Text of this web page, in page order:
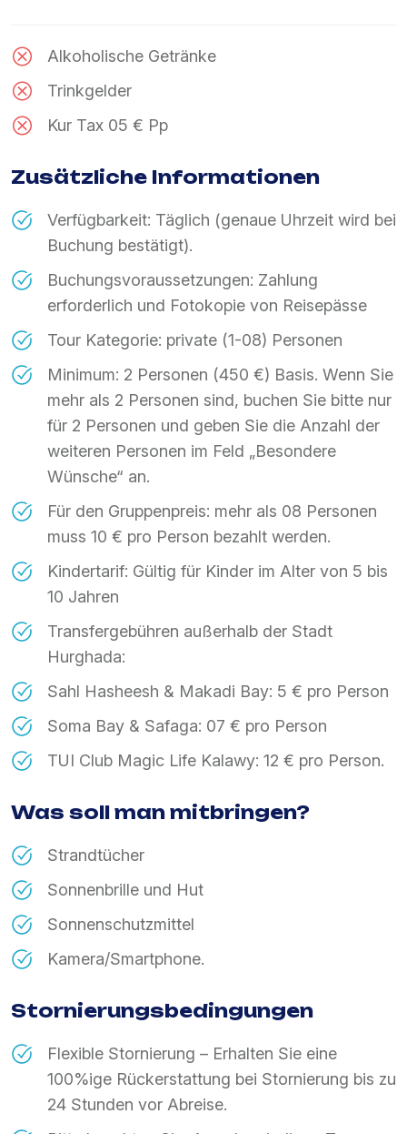
Alkoholische Getränke
Trinkgelder
Kur Tax 05 € Pp
Zusätzliche Informationen
Verfügbarkeit: Täglich (genaue Uhrzeit wird bei
Buchung bestätigt).
Buchungsvoraussetzungen: Zahlung
erforderlich und Fotokopie von Reisepässe
Tour Kategorie: private (1-08) Personen
Minimum: 2 Personen (450 €) Basis. Wenn Sie
mehr als 2 Personen sind, buchen Sie bitte nur
für 2 Personen und geben Sie die Anzahl der
weiteren Personen im Feld „Besondere
Wünsche“ an.
Für den Gruppenpreis: mehr als 08 Personen
muss 10 € pro Person bezahlt werden.
Kindertarif: Gültig für Kinder im Alter von 5 bis
10 Jahren
Transfergebühren außerhalb der Stadt
Hurghada:
Sahl Hasheesh & Makadi Bay: 5 € pro Person
Soma Bay & Safaga: 07 € pro Person
TUI Club Magic Life Kalawy: 12 € pro Person.
Was soll man mitbringen?
Strandtücher
Sonnenbrille und Hut
Sonnenschutzmittel
Kamera/Smartphone.
Stornierungsbedingungen
Flexible Stornierung – Erhalten Sie eine
100%ige Rückerstattung bei Stornierung bis zu
24 Stunden vor Abreise.